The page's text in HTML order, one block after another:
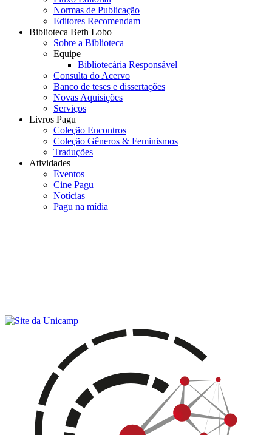
Normas de Publicação
Editores Recomendam
Biblioteca Beth Lobo
Sobre a Biblioteca
Equipe
Bibliotecária Responsável
Consulta do Acervo
Banco de teses e dissertações
Novas Aquisições
Serviços
Livros Pagu
Coleção Encontros
Coleção Gêneros & Feminismos
Traduções
Atividades
Eventos
Cine Pagu
Notícias
Pagu na mídia